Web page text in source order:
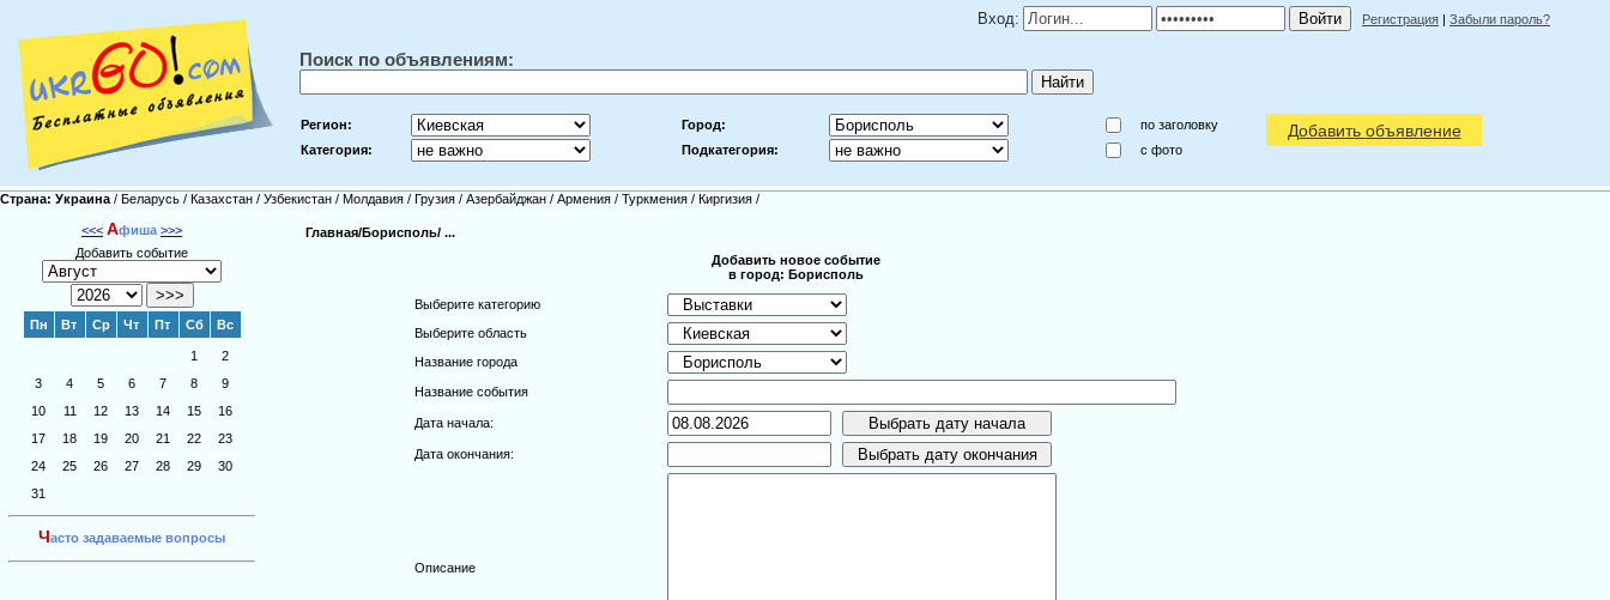
Вход: Регистрация | Забыли пароль?
Поиск по объявлениям:
Регион: Город:
по заголовку
Категория:
Подкатегория: c фото
Добавить объявление
Страна: Украина / Беларусь / Казахстан / Узбекистан / Молдавия / Грузия / Азербайджан / Армения / Туркмения / Киргизия /
<<< Афиша >>>
Добавить событие
Пн Вт Ср Чт Пт Сб Вс
1
2
3
4 5 6 7 8
9
10
11 12 13 14 15
16
17
18 19 20 21 22
23
24
25 26 27 28 29
30
31
Часто задаваемые вопросы
Главная/Борисполь/ ...
Добавить новое событие
в город: Борисполь
Выберите категорию
Выберите область
Название города
Название события
Дата начала:
Дата окончания:
Описание